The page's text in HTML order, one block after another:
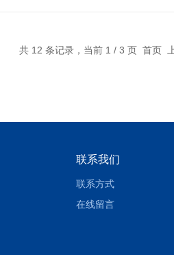
共 12 条记录，当前 1 / 3 页 首页
联系我们
联系方式
在线留言